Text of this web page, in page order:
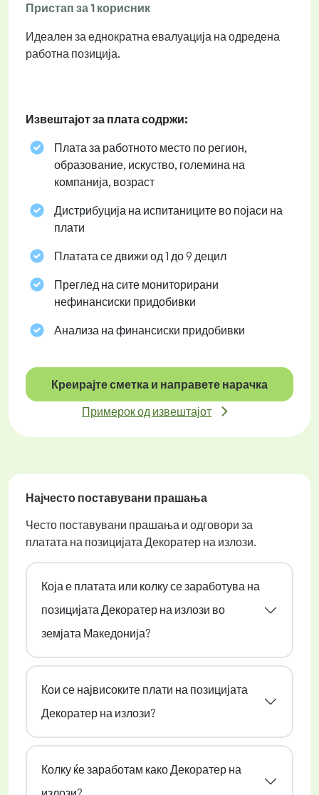
Пристап за 1 корисник
Идеален за еднократна евалуација на одредена
работна позиција.
Извештајот за плата содржи:
Плата за работното место по регион,
образование, искуство, големина на
компанија, возраст
Дистрибуција на испитаниците во појаси на
плати
Платата се движи од 1 до 9 децил
Преглед на сите мониторирани
нефинансиски придобивки
Анализа на финансиски придобивки
Креирајте сметка и направете нарачка
Примерок од извештајот
Најчесто поставувани прашања
Често поставувани прашања и одговори за
платата на позицијата Декоратер на излози.
Која е платата или колку се заработува на
позицијата Декоратер на излози во
земјата Македонија?
Кои се највисоките плати на позицијата
Декоратер на излози?
Колку ќе заработам како Декоратер на